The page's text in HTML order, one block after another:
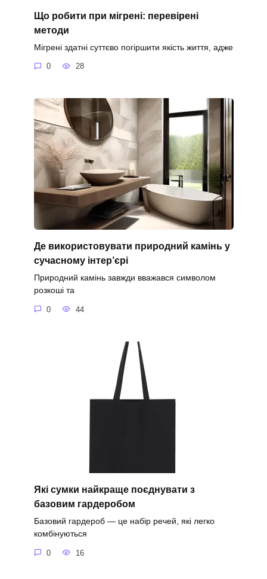
Що робити при мігрені: перевірені
методи
Мігрені здатні суттєво погіршити якість життя, адже
0 28
Де використовувати природний камінь у
сучасному інтер’єрі
Природний камінь завжди вважався символом
розкоші та
0 44
Які сумки найкраще поєднувати з
базовим гардеробом
Базовий гардероб — це набір речей, які легко
комбінуються
0 16